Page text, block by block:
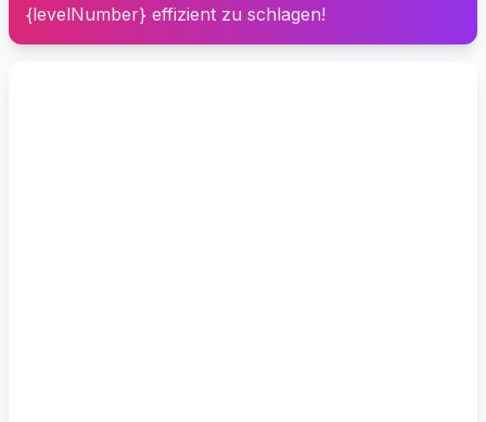
{levelNumber} effizient zu schlagen!